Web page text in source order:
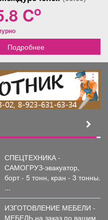
Co
Подробнее
СПЕЦТЕХНИКА -
САМОГРУЗ-эвакуатор,
борт - 5 тонн, кран - 3 тонны.
...
ИЗГОТОВЛЕНИЕ МЕБЕЛИ -
МЕБЕЛЬ на заказ по вашим